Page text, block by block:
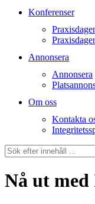
Konferenser
Annonsera
Annonsera
Om oss
Kontakta
Sök
Nå ut